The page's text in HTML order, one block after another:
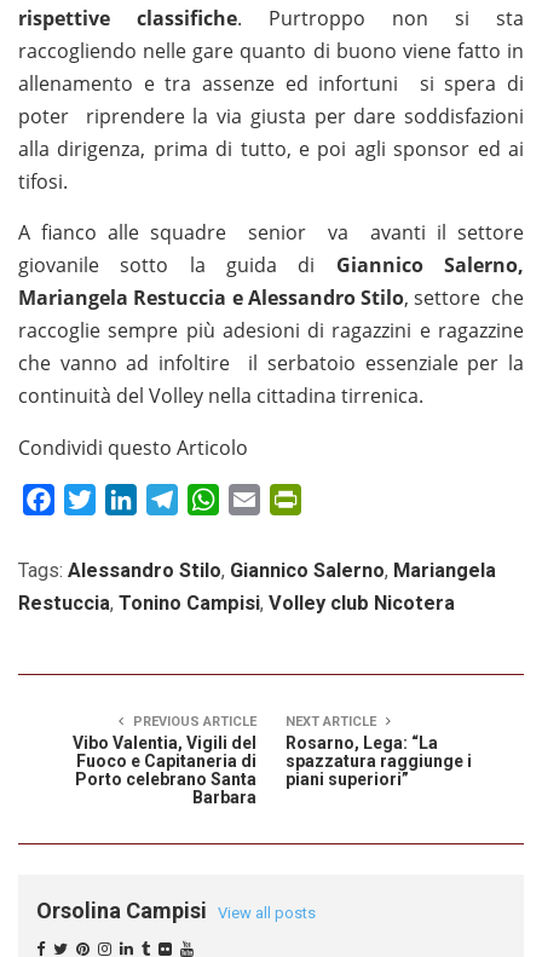
rispettive classifiche. Purtroppo non si sta
raccogliendo nelle gare quanto di buono viene fatto in
allenamento e tra assenze ed infortuni si spera di
poter riprendere la via giusta per dare soddisfazioni
alla dirigenza, prima di tutto, e poi agli sponsor ed ai
tifosi.
A fianco alle squadre senior va avanti il settore
giovanile sotto la guida di Giannico Salerno,
Mariangela Restuccia e Alessandro Stilo, settore che
raccoglie sempre più adesioni di ragazzini e ragazzine
che vanno ad infoltire il serbatoio essenziale per la
continuità del Volley nella cittadina tirrenica.
Condividi questo Articolo
FacebookTwitterLinkedInTelegramWhatsApp
Email
Tags: Alessandro Stilo, Giannico Salerno, Mariangela
Restuccia, Tonino Campisi, Volley club Nicotera
PREVIOUS ARTICLE
Vibo Valentia, Vigili del
Fuoco e Capitaneria di
Porto celebrano Santa
Barbara
NEXT ARTICLE
Rosarno, Lega: “La
spazzatura raggiunge i
piani superiori”
Orsolina Campisi View all posts